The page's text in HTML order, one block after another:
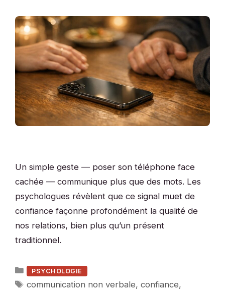
Un simple geste — poser son téléphone face
cachée — communique plus que des mots. Les
psychologues révèlent que ce signal muet de
confiance façonne profondément la qualité de
nos relations, bien plus qu’un présent
traditionnel.
Catégories
PSYCHOLOGIE
Étiquettes
communication non verbale,confiance,